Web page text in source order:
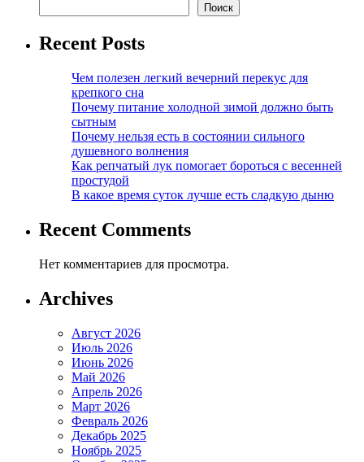
Поиск
Recent Posts
Чем полезен легкий вечерний перекус для
крепкого сна
Почему питание холодной зимой должно быть
сытным
Почему нельзя есть в состоянии сильного
душевного волнения
Как репчатый лук помогает бороться с весенней
простудой
В какое время суток лучше есть сладкую дыню
Recent Comments
Нет комментариев для просмотра.
Archives
Август 2026
Июль 2026
Июнь 2026
Май 2026
Апрель 2026
Март 2026
Февраль 2026
Декабрь 2025
Ноябрь 2025